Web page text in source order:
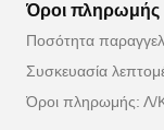
Όροι πληρωμής
Ποσότητα
Συσκευασία
Όροι πληρωμής: Λ/